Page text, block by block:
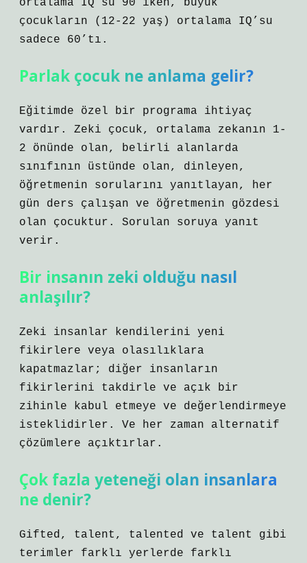
ortalama IQ’su 90 iken, büyük
çocukların (12-22 yaş) ortalama IQ’su
sadece 60’tı.
Parlak çocuk ne anlama gelir?
Eğitimde özel bir programa ihtiyaç
vardır. Zeki çocuk, ortalama zekanın 1-
2 önünde olan, belirli alanlarda
sınıfının üstünde olan, dinleyen,
öğretmenin sorularını yanıtlayan, her
gün ders çalışan ve öğretmenin gözdesi
olan çocuktur. Sorulan soruya yanıt
verir.
Bir insanın zeki olduğu nasıl
anlaşılır?
Zeki insanlar kendilerini yeni
fikirlere veya olasılıklara
kapatmazlar; diğer insanların
fikirlerini takdirle ve açık bir
zihinle kabul etmeye ve değerlendirmeye
isteklidirler. Ve her zaman alternatif
çözümlere açıktırlar.
Çok fazla yeteneği olan insanlara
ne denir?
Gifted, talent, talented ve talent gibi
terimler farklı yerlerde farklı